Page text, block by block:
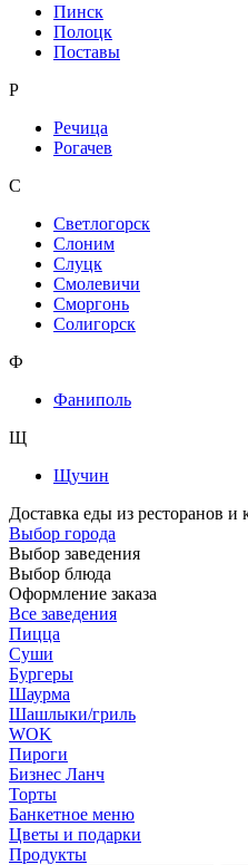
Пинск
Полоцк
Поставы
Р
Речица
Рогачев
С
Светлогорск
Слоним
Слуцк
Смолевичи
Сморгонь
Солигорск
Ф
Фаниполь
Щ
Щучин
Доставка еды из ресторанов и
Выбор города
Выбор заведения
Выбор блюда
Оформление заказа
Все заведения
Пицца
Суши
Бургеры
Шаурма
Шашлыки/гриль
WOK
Пироги
Бизнес Ланч
Торты
Банкетное меню
Цветы и подарки
Продукты